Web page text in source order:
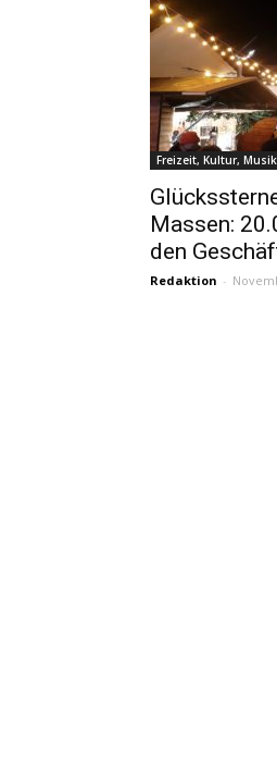
Freizeit, Kultur, Musik
Massen:
den
Redaktion -